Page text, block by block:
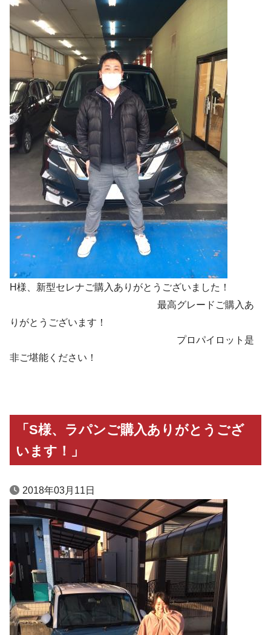
H様、新型セレナご購入ありがとうございました！
最高グレードご購入あ
りがとうございます！
プロパイロット是
非ご堪能ください！
「S様、ラパンご購入ありがとうござ
います！」
2018年03月11日